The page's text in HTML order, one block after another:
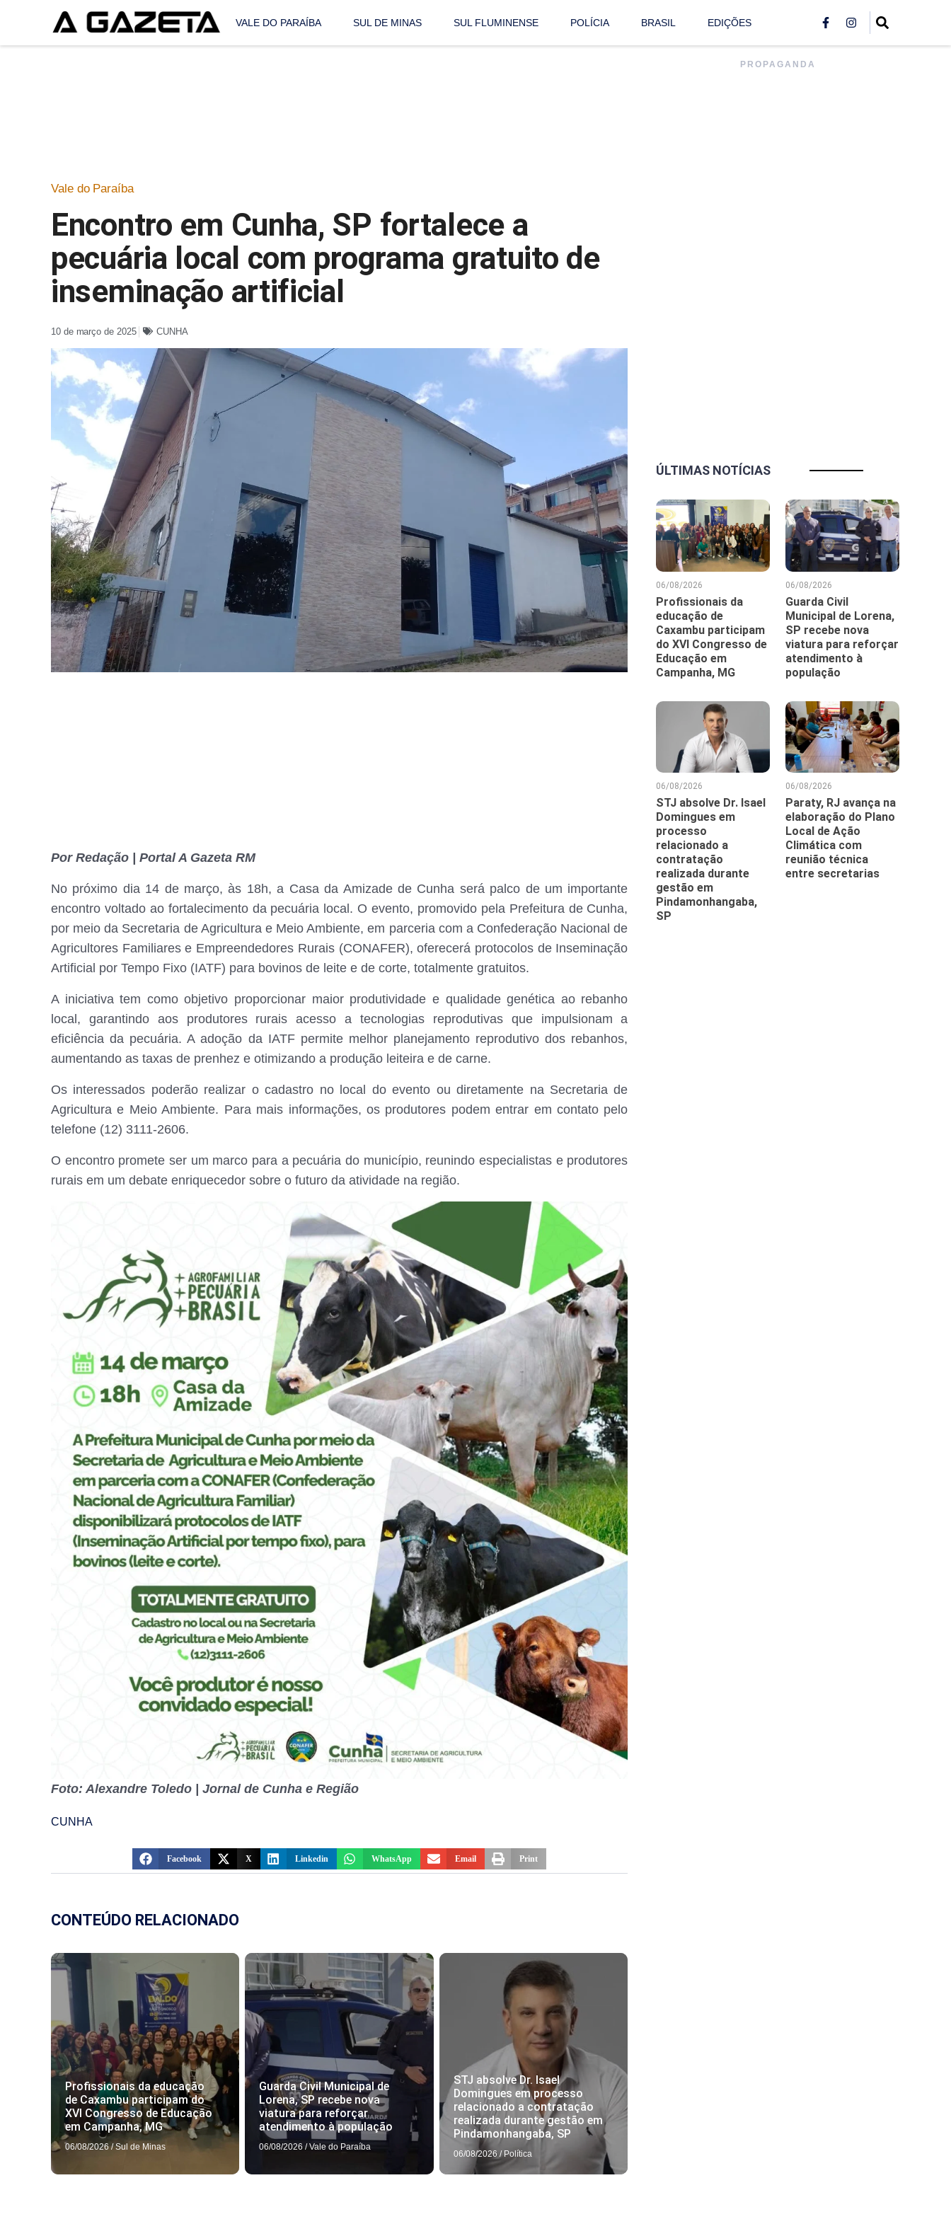
VALE DO PARAÍBA SUL DE MINAS SUL FLUMINENSE POLÍCIA BRASIL EDIÇÕES
Vale do Paraíba
Encontro em Cunha, SP fortalece a
pecuária local com programa gratuito de
inseminação artificial
10 de março de 2025 CUNHA
Por Redação | Portal A Gazeta RM
No próximo dia 14 de março, às 18h, a Casa da Amizade de Cunha será palco de um importante
encontro voltado ao fortalecimento da pecuária local. O evento, promovido pela Prefeitura de Cunha,
por meio da Secretaria de Agricultura e Meio Ambiente, em parceria com a Confederação Nacional de
Agricultores Familiares e Empreendedores Rurais (CONAFER), oferecerá protocolos de Inseminação
Artificial por Tempo Fixo (IATF) para bovinos de leite e de corte, totalmente gratuitos.
A iniciativa tem como objetivo proporcionar maior produtividade e qualidade genética ao rebanho
local, garantindo aos produtores rurais acesso a tecnologias reprodutivas que impulsionam a
eficiência da pecuária. A adoção da IATF permite melhor planejamento reprodutivo dos rebanhos,
aumentando as taxas de prenhez e otimizando a produção leiteira e de carne.
Os interessados poderão realizar o cadastro no local do evento ou diretamente na Secretaria de
Agricultura e Meio Ambiente. Para mais informações, os produtores podem entrar em contato pelo
telefone (12) 3111-2606.
O encontro promete ser um marco para a pecuária do município, reunindo especialistas e produtores
rurais em um debate enriquecedor sobre o futuro da atividade na região.
Foto: Alexandre Toledo | Jornal de Cunha e Região
CUNHA
Facebook X Linkedin WhatsApp Email Print
CONTEÚDO RELACIONADO
Profissionais da educação
de Caxambu participam do
XVI Congresso de Educação
em Campanha, MG
06/08/2026 / Sul de Minas
Guarda Civil Municipal de
Lorena, SP recebe nova
viatura para reforçar
atendimento à população
06/08/2026 / Vale do Paraíba
STJ absolve Dr. Isael
Domingues em processo
relacionado a contratação
realizada durante gestão em
Pindamonhangaba, SP
06/08/2026 / Política
PROPAGANDA
ÚLTIMAS NOTÍCIAS
06/08/2026
Profissionais da
educação de
Caxambu participam
do XVI Congresso de
Educação em
Campanha, MG
06/08/2026
Guarda Civil
Municipal de Lorena,
SP recebe nova
viatura para reforçar
atendimento à
população
06/08/2026
STJ absolve Dr. Isael
Domingues em
processo
relacionado a
contratação
realizada durante
gestão em
Pindamonhangaba,
SP
06/08/2026
Paraty, RJ avança na
elaboração do Plano
Local de Ação
Climática com
reunião técnica
entre secretarias